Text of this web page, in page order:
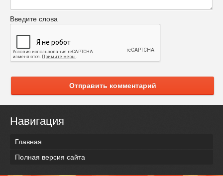
Введите слова
Отправить комментарий
Навигация
Главная
Полная версия сайта